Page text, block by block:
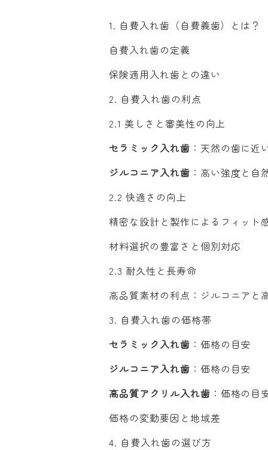
1. 自費入れ歯（自費義歯）とは？
自費入れ歯の定義
保険適用入れ歯との違い
2. 自費入れ歯の利点
2.1 美しさと審美性の向上
セラミック入れ歯 ：天然の歯に近
ジルコニア入れ歯 ：高い強度と自
2.2 快適さの向上
精密な設計と製作によるフィット
材料選択の豊富さと個別対応
2.3 耐久性と長寿命
高品質素材の利点：ジルコニアと
3. 自費入れ歯の価格帯
セラミック入れ歯 ：価格の目安
ジルコニア入れ歯 ：価格の目安
高品質アクリル入れ歯 ：価格の目
価格の変動要因と地域差
4. 自費入れ歯の選び方